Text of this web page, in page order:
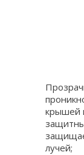
крышей
лучей;